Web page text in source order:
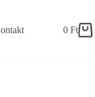
Shopping
0 Ft